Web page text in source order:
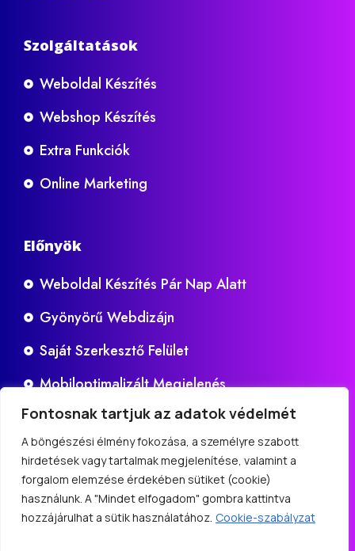
Fontosnak tartjuk az adatok védelmét
A böngészési élmény fokozása, a személyre szabott
hirdetések vagy tartalmak megjelenítése, valamint a
forgalom elemzése érdekében sütiket (cookie)
használunk. A "Mindet elfogadom" gombra kattintva
hozzájárulhat a sütik használatához. Cookie-szabályzat
Szolgáltatások
Weboldal Készítés
Webshop Készítés
Extra Funkciók
Online Marketing
Előnyök
Weboldal Készítés Pár Nap Alatt
Gyönyörű Webdizájn
Saját Szerkesztő Felület
Mobiloptimalizált Megjelenés
Google Keresőbarát Felépítés
2010-2026 © Minden jog fenntarva – Gyors Weboldal